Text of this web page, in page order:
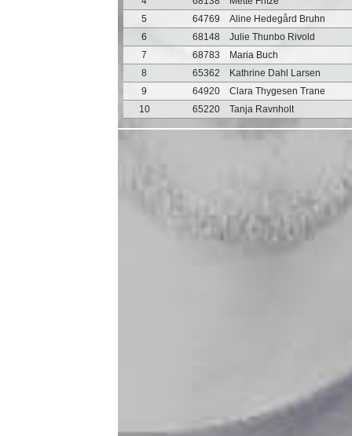
5
64769
Aline Hedegård Bruhn
6
68148
Julie Thunbo Rivold
7
68783
Maria Buch
8
65362
Kathrine Dahl Larsen
9
64920
Clara Thygesen Trane
10
65220 Tanja Ravnholt